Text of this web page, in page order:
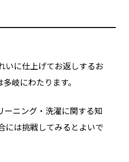
いに仕上げてお返しするお
岐にわたります。
ーニング・洗濯に関する知
には挑戦してみるとよいで